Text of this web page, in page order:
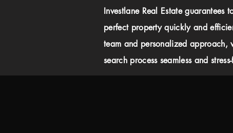
Investlane Real Estate guarantees
perfect property quickly and
team and personalized approach,
search process seamless and